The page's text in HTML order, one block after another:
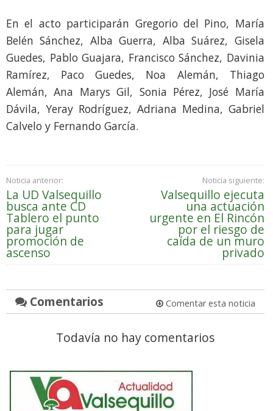
En el acto participarán Gregorio del Pino, María
Belén Sánchez, Alba Guerra, Alba Suárez, Gisela
Guedes, Pablo Guajara, Francisco Sánchez, Davinia
Ramírez, Paco Guedes, Noa Alemán, Thiago
Alemán, Ana Marys Gil, Sonia Pérez, José María
Dávila, Yeray Rodríguez, Adriana Medina, Gabriel
Calvelo y Fernando García.
Noticia anterior:
La UD Valsequillo
busca ante CD
Tablero el punto
para jugar
promoción de
ascenso
Noticia siguiente:
Valsequillo ejecuta
una actuación
urgente en El Rincón
por el riesgo de
caída de un muro
privado
Comentarios Comentar esta noticia
Todavía no hay comentarios